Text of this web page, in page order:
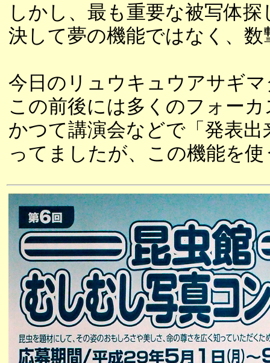
しかし、最も重要な被写体
決して夢の機能ではなく、
今日のリュウキュウアサギ
この前後には多くのフォー
かつて講演会などで「発表
ってましたが、この機能を